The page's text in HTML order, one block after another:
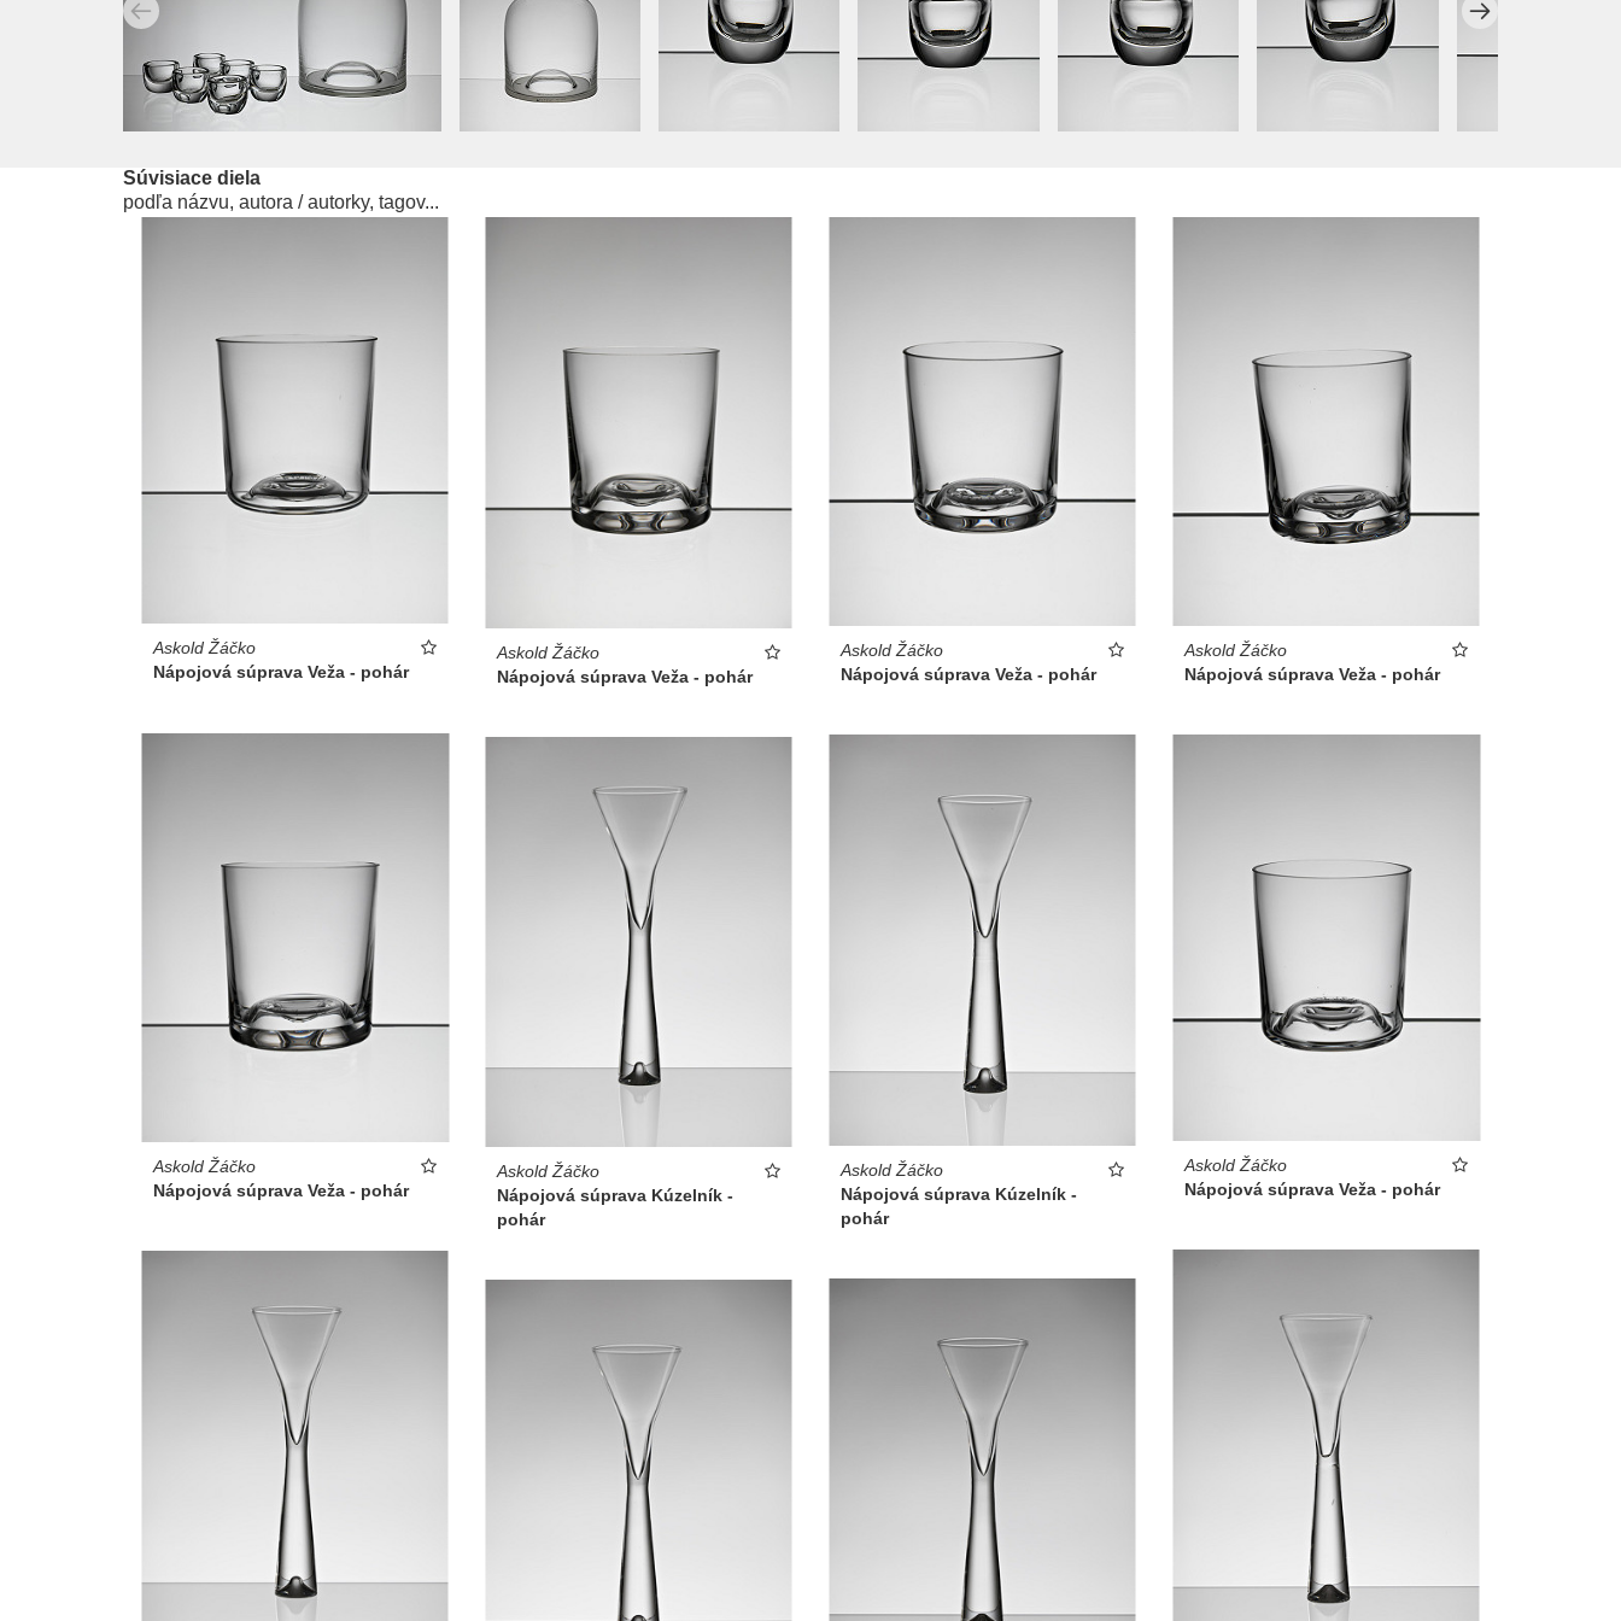
Súvisiace diela
podľa názvu, autora / autorky, tagov...
Askold Žáčko
Nápojová súprava Veža - pohár
Askold Žáčko
Nápojová súprava Veža - pohár
Askold Žáčko
Nápojová súprava Veža - pohár
Askold Žáčko
Nápojová súprava Veža - pohár
Askold Žáčko
Nápojová súprava Veža - pohár
Askold Žáčko
Nápojová súprava Veža - pohár
Askold Žáčko
Nápojová súprava Kúzelník -
pohár
Askold Žáčko
Nápojová súprava Kúzelník -
pohár